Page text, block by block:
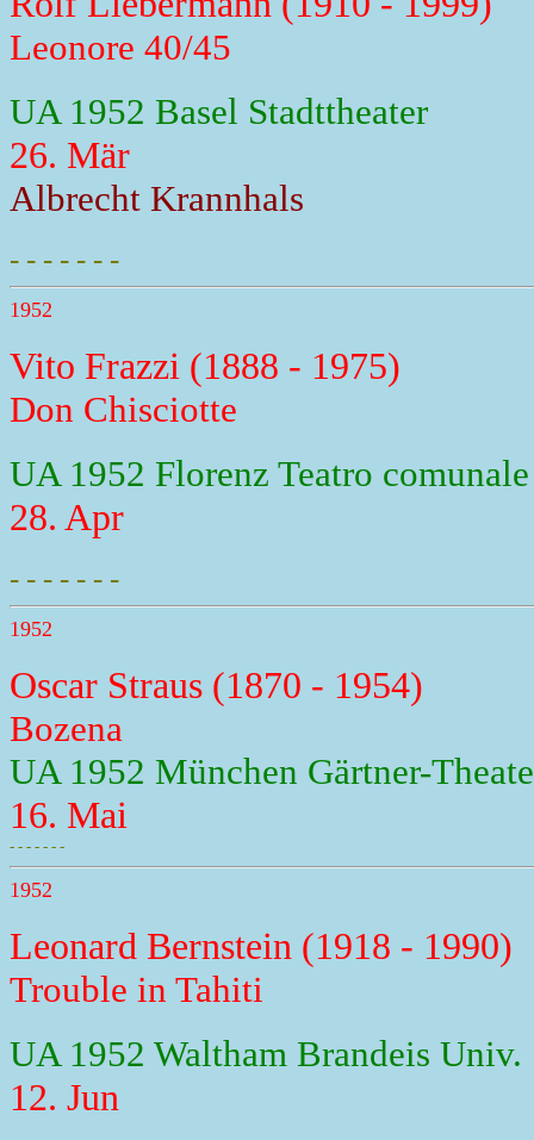
Leonore 40/45
UA 1952 Basel Stadttheater
26. Mär
Albrecht Krannhals
- - - - - - -
1952
Vito Frazzi (1888 - 1975)
Don Chisciotte
UA 1952 Florenz Teatro comunale
28. Apr
- - - - - - -
1952
Oscar Straus (1870 - 1954)
Bozena
UA 1952 München Gärtner-
16. Mai
- - - - - - -
1952
Leonard Bernstein (1918 - 1990)
Trouble in Tahiti
UA 1952 Waltham Brandeis Univ.
12. Jun